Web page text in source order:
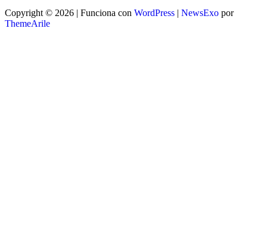
Copyright © 2026 | Funciona con WordPress | NewsExo por
ThemeArile